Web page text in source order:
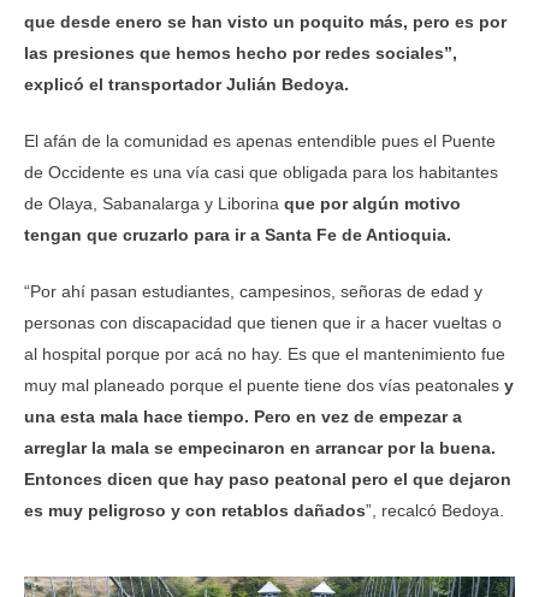
que desde enero se han visto un poquito más, pero es por
las presiones que hemos hecho por redes sociales”,
explicó el transportador Julián Bedoya.
El afán de la comunidad es apenas entendible pues el Puente
de Occidente es una vía casi que obligada para los habitantes
de Olaya, Sabanalarga y Liborina que por algún motivo
tengan que cruzarlo para ir a Santa Fe de Antioquia.
“Por ahí pasan estudiantes, campesinos, señoras de edad y
personas con discapacidad que tienen que ir a hacer vueltas o
al hospital porque por acá no hay. Es que el mantenimiento fue
muy mal planeado porque el puente tiene dos vías peatonales y
una esta mala hace tiempo. Pero en vez de empezar a
arreglar la mala se empecinaron en arrancar por la buena.
Entonces dicen que hay paso peatonal pero el que dejaron
es muy peligroso y con retablos dañados”, recalcó Bedoya.